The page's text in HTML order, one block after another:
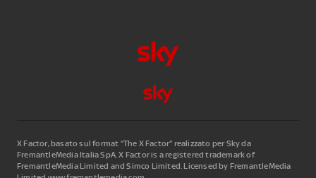
X Factor, basato sul format “The X Factor” realizzato per Sky da
FremantleMedia Italia SpA.X Factor is a registered trademark of
FremantleMedia Limited and Simco Limited. Licensed by FremantleMedia